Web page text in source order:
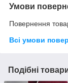
Умови
Повернення
Всі умови
Подібні